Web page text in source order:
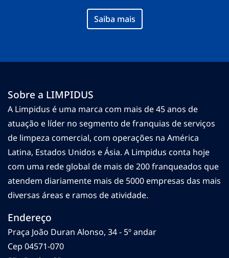
Saiba mais
Sobre a LIMPIDUS
A Limpidus é uma marca com mais de 45 anos de
atuação e líder no segmento de franquias de serviços
de limpeza comercial, com operações na América
Latina, Estados Unidos e Ásia. A Limpidus conta hoje
com uma rede global de mais de 200 franqueados que
atendem diariamente mais de 5000 empresas das mais
diversas áreas e ramos de atividade.
Endereço
Praça João Duran Alonso, 34 - 5º andar
Cep 04571-070